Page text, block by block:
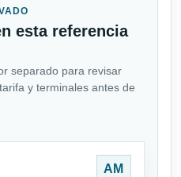
esta referencia
separado para revisar
y terminales antes de
AM